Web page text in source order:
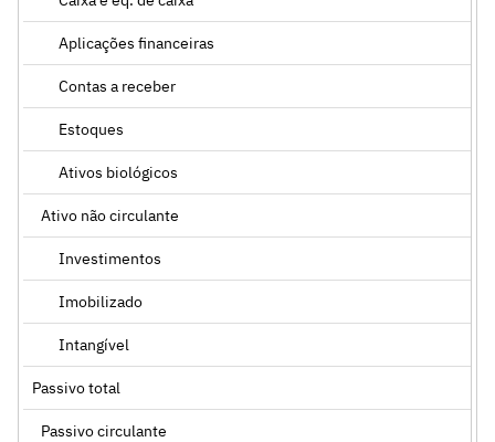
Aplicações financeiras
Contas a receber
Estoques
Ativos biológicos
Ativo não circulante
Investimentos
Imobilizado
Intangível
Passivo total
Passivo circulante